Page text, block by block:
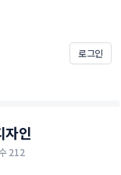
로그인
자인
212